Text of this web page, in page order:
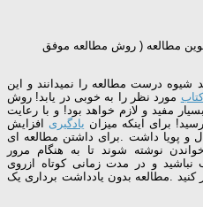
مطالعه ( روش مطالعه موفق
شیوه درست مطالعه را نمیدانند و این
کتاب مورد نظر را به خوبی در یابد! روش
مفید و لازم خواهد بود! و با رعایت
برای اینکه میزان یادگیری افزایش
و پویا داشت .برای داشتن مطالعه ای
نوشته شوند تا به هنگام مرور
و در مدت زمانی کوتاه ازروی
.مطالعه بدون یادداشت برداری یک